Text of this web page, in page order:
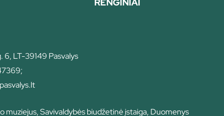
6, LT-39149 Pasvalys
muziejus, Savivaldybės biudžetinė įstaiga, Duomenys